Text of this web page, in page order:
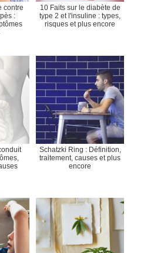
contre
:
10 Faits sur le diabète de
type 2 et l'insuline : types,
risques et plus encore
Schatzki Ring : Définition,
traitement, causes et plus
encore